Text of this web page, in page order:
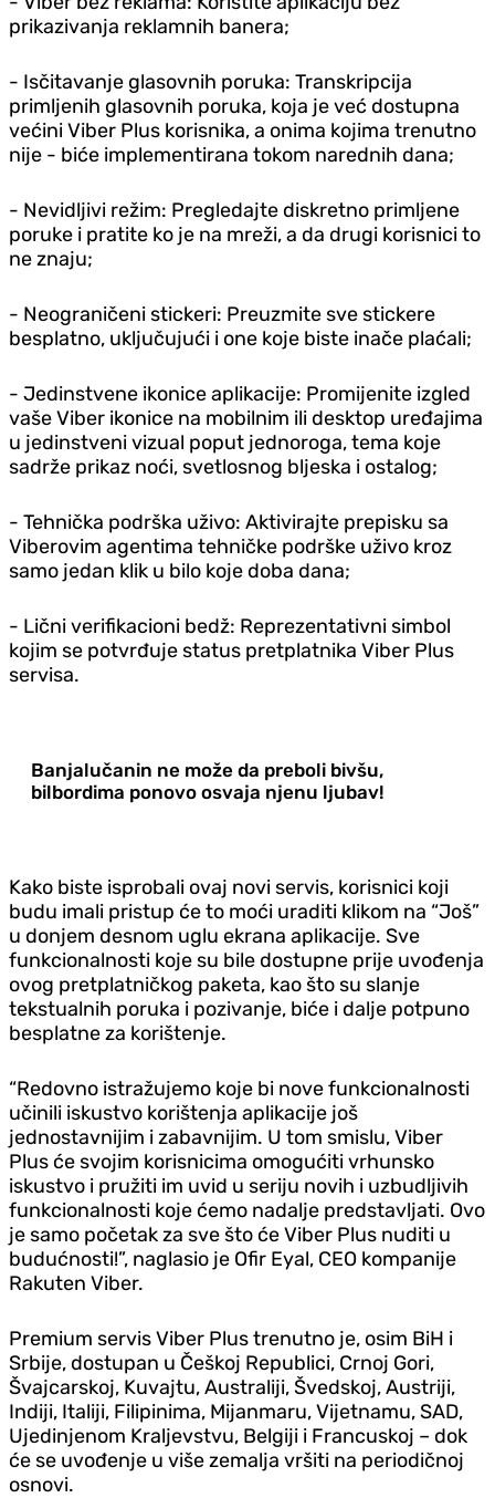
prikazivanja reklamnih banera;
- Isčitavanje glasovnih poruka: Transkripcija
primljenih glasovnih poruka, koja je već dostupna
većini Viber Plus korisnika, a onima kojima trenutno
nije - biće implementirana tokom narednih dana;
- Nevidljivi režim: Pregledajte diskretno primljene
poruke i pratite ko je na mreži, a da drugi korisnici to
ne znaju;
- Neograničeni stickeri: Preuzmite sve stickere
besplatno, uključujući i one koje biste inače plaćali;
- Jedinstvene ikonice aplikacije: Promijenite izgled
vaše Viber ikonice na mobilnim ili desktop uređajima
u jedinstveni vizual poput jednoroga, tema koje
sadrže prikaz noći, svetlosnog bljeska i ostalog;
- Tehnička podrška uživo: Aktivirajte prepisku sa
Viberovim agentima tehničke podrške uživo kroz
samo jedan klik u bilo koje doba dana;
- Lični verifikacioni bedž: Reprezentativni simbol
kojim se potvrđuje status pretplatnika Viber Plus
servisa.
Banjalučanin ne može da preboli bivšu,
bilbordima ponovo osvaja njenu ljubav!
Kako biste isprobali ovaj novi servis, korisnici koji
budu imali pristup će to moći uraditi klikom na “Još”
u donjem desnom uglu ekrana aplikacije. Sve
funkcionalnosti koje su bile dostupne prije uvođenja
ovog pretplatničkog paketa, kao što su slanje
tekstualnih poruka i pozivanje, biće i dalje potpuno
besplatne za korištenje.
“Redovno istražujemo koje bi nove funkcionalnosti
učinili iskustvo korištenja aplikacije još
jednostavnijim i zabavnijim. U tom smislu, Viber
Plus će svojim korisnicima omogućiti vrhunsko
iskustvo i pružiti im uvid u seriju novih i uzbudljivih
funkcionalnosti koje ćemo nadalje predstavljati. Ovo
je samo početak za sve što će Viber Plus nuditi u
budućnosti!”, naglasio je Ofir Eyal, CEO kompanije
Rakuten Viber.
Premium servis Viber Plus trenutno je, osim BiH i
Srbije, dostupan u Češkoj Republici, Crnoj Gori,
Švajcarskoj, Kuvajtu, Australiji, Švedskoj, Austriji,
Indiji, Italiji, Filipinima, Mijanmaru, Vijetnamu, SAD,
Ujedinjenom Kraljevstvu, Belgiji i Francuskoj – dok
će se uvođenje u više zemalja vršiti na periodičnoj
osnovi.